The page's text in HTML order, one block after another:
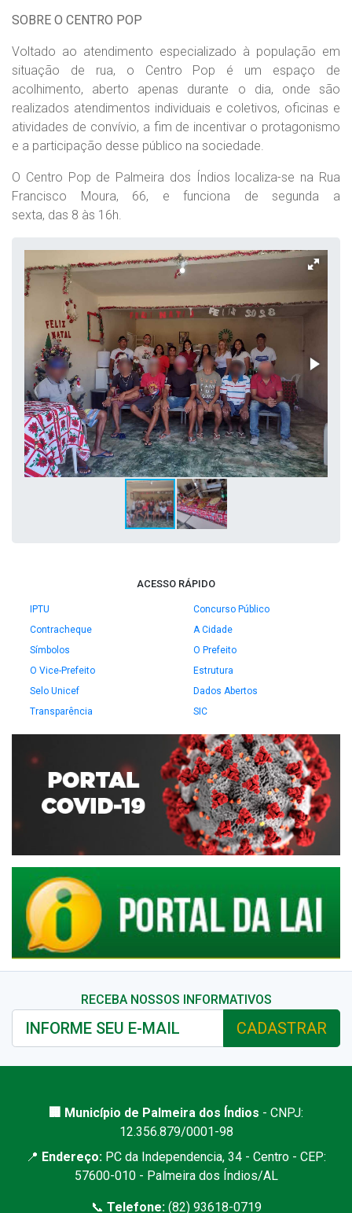
SOBRE O CENTRO POP
Voltado ao atendimento especializado à população em
situação de rua, o Centro Pop é um espaço de
acolhimento, aberto apenas durante o dia, onde são
realizados atendimentos individuais e coletivos, oficinas e
atividades de convívio, a fim de incentivar o protagonismo
e a participação desse público na sociedade.
O Centro Pop de Palmeira dos Índios localiza-se na Rua
Francisco Moura, 66, e funciona de segunda a
sexta, das 8 às 16h.
ACESSO RÁPIDO
IPTU
Concurso Público
Contracheque
A Cidade
Símbolos
O Prefeito
O Vice-Prefeito
Estrutura
Selo Unicef
Dados Abertos
Transparência
SIC
RECEBA NOSSOS INFORMATIVOS
CADASTRAR
🏢 Município de Palmeira dos Índios - CNPJ:
12.356.879/0001-98
📍 Endereço: PC da Independencia, 34 - Centro - CEP:
57600-010 - Palmeira dos Índios/AL
📞 Telefone:(82) 93618-0719